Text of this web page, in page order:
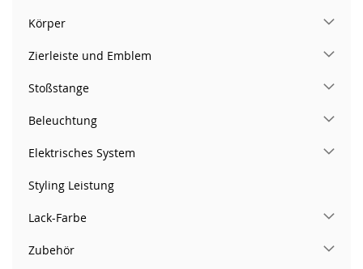
Körper
Zierleiste und Emblem
Stoßstange
Beleuchtung
Elektrisches System
Styling Leistung
Lack-Farbe
Zubehör